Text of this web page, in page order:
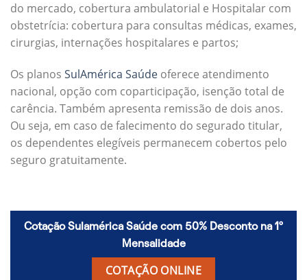
do mercado, cobertura ambulatorial e Hospitalar com
obstetrícia: cobertura para consultas médicas, exames,
cirurgias, internações hospitalares e partos;
Os planos SulAmérica Saúde oferece atendimento
nacional, opção com coparticipação, isenção total de
carência. Também apresenta remissão de dois anos.
Ou seja, em caso de falecimento do segurado titular,
os dependentes elegíveis permanecem cobertos pelo
seguro gratuitamente.
Cotação Sulamérica Saúde com 50% Desconto na 1º
Mensalidade
COTAÇÃO ONLINE